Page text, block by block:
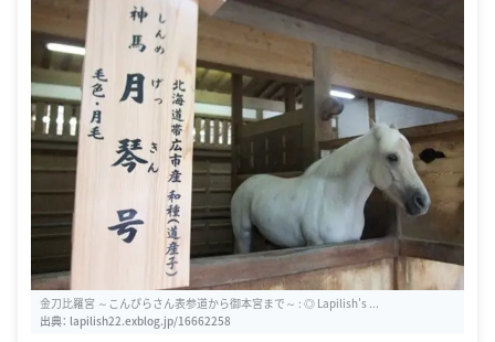
金刀比羅宮 ～こんぴらさん表参道から御本宮まで～ : ◎ Lapilish's ...
出典： lapilish22.exblog.jp/16662258